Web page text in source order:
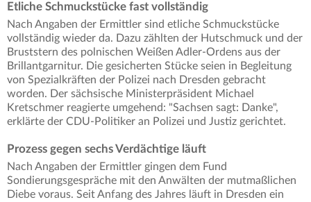
Etliche Schmuckstücke fast vollständig
Nach Angaben der Ermittler sind etliche Schmuckstücke
vollständig wieder da. Dazu zählten der Hutschmuck und der
Bruststern des polnischen Weißen Adler-Ordens aus der
Brillantgarnitur. Die gesicherten Stücke seien in Begleitung
von Spezialkräften der Polizei nach Dresden gebracht
worden. Der sächsische Ministerpräsident Michael
Kretschmer reagierte umgehend: "Sachsen sagt: Danke",
erklärte der CDU-Politiker an Polizei und Justiz gerichtet.
Prozess gegen sechs Verdächtige läuft
Nach Angaben der Ermittler gingen dem Fund
Sondierungsgespräche mit den Anwälten der mutmaßlichen
Diebe voraus. Seit Anfang des Jahres läuft in Dresden ein